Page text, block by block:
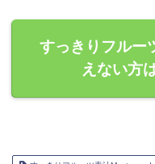
すっきりフルー
えない方